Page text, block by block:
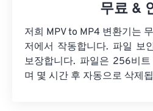
무료 &
저희 MPV to MP4 변환기는
저에서 작동합니다. 파일 보
보장합니다. 파일은 256비
며 몇 시간 후 자동으로 삭제